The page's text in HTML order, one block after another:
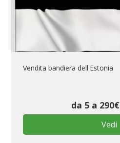
Vendita bandiera dell'Estonia
da 5 a 290€
Vedi